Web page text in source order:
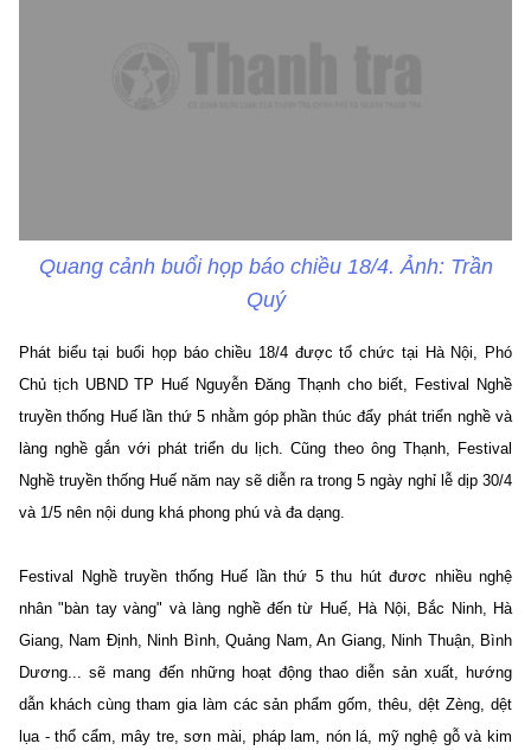
Quang cảnh buổi họp báo chiều 18/4. Ảnh: Trần
Quý
Phát biểu tại buổi họp báo chiều 18/4 được tổ chức tại Hà Nội, Phó
Chủ tịch UBND TP Huế Nguyễn Đăng Thạnh cho biết, Festival Nghề
truyền thống Huế lần thứ 5 nhằm góp phần thúc đẩy phát triển nghề và
làng nghề gắn với phát triển du lịch. Cũng theo ông Thạnh, Festival
Nghề truyền thống Huế năm nay sẽ diễn ra trong 5 ngày nghỉ lễ dịp 30/4
và 1/5 nên nội dung khá phong phú và đa dạng.
Festival Nghề truyền thống Huế lần thứ 5 thu hút đươc nhiều nghệ
nhân "bàn tay vàng" và làng nghề đến từ Huế, Hà Nội, Bắc Ninh, Hà
Giang, Nam Định, Ninh Bình, Quảng Nam, An Giang, Ninh Thuận, Bình
Dương... sẽ mang đến những hoạt động thao diễn sản xuất, hướng
dẫn khách cùng tham gia làm các sản phẩm gốm, thêu, dệt Zèng, dệt
lụa - thổ cẩm, mây tre, sơn mài, pháp lam, nón lá, mỹ nghệ gỗ và kim